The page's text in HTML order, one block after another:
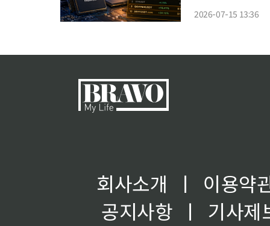
2026-07-15 13:36
회사소개 ㅣ
이용약
공지사항
ㅣ
기사제